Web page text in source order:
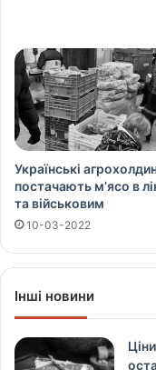
Українські
постачають м’ясо в
та військовим
10-03-2022
Інші новини